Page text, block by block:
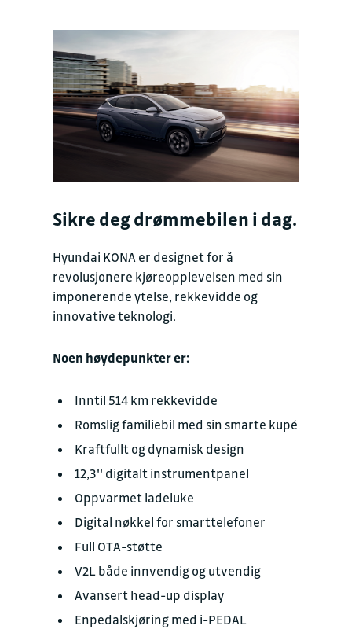
Sikre deg drømmebilen i dag.
Hyundai KONA er designet for å
revolusjonere kjøreopplevelsen med sin
imponerende ytelse, rekkevidde og
innovative teknologi.
Noen høydepunkter er:
Inntil 514 km rekkevidde
Romslig familiebil med sin smarte kupé
Kraftfullt og dynamisk design
12,3'' digitalt instrumentpanel
Oppvarmet ladeluke
Digital nøkkel for smarttelefoner
Full OTA-støtte
V2L både innvendig og utvendig
Avansert head-up display
Enpedalskjøring med i-PEDAL